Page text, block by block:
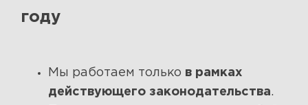
году
Мы работаем только в рамках
действующего законодательства.